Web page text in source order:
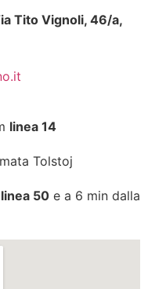
Tito Vignoli, 46/a,
linea 14
Tolstoj
linea 50 e a 6 min dalla